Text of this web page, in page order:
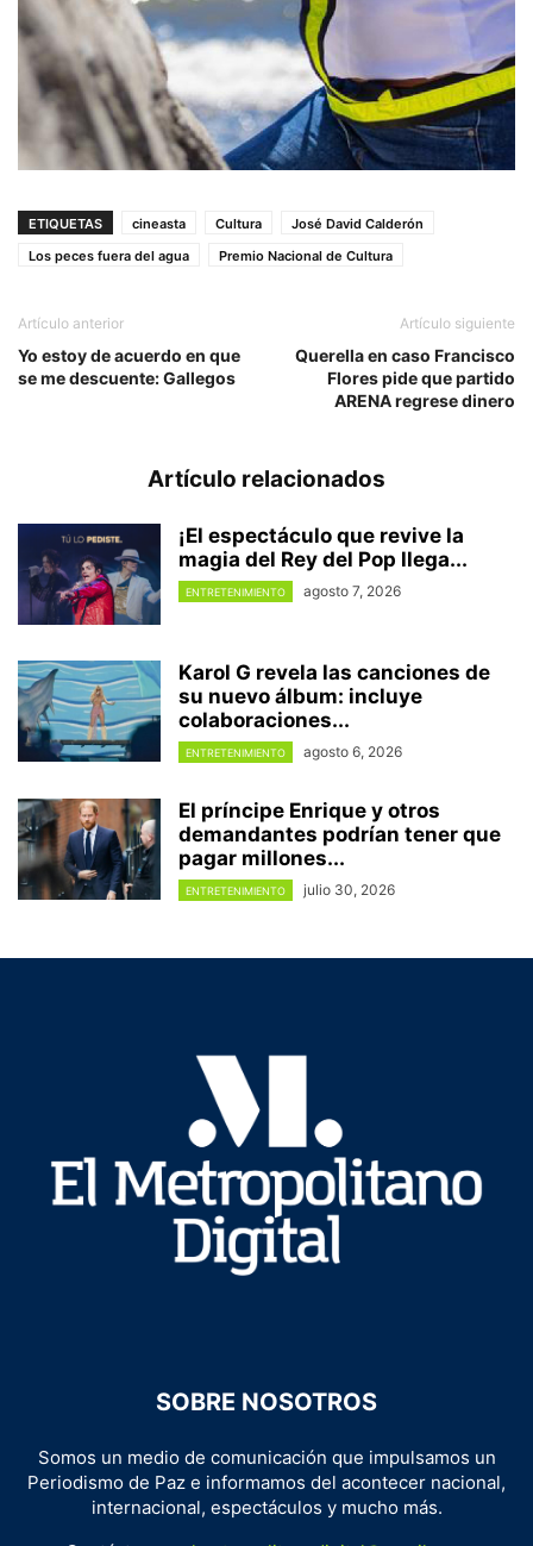
ETIQUETAS cineasta Cultura
José David Calderón
Los peces fuera del agua
Premio Nacional de Cultura
Artículo anterior
Yo estoy de acuerdo en que
se me descuente: Gallegos
Artículo siguiente
Querella en caso Francisco
Flores pide que partido
ARENA regrese dinero
Artículo relacionados
¡El espectáculo que revive la
magia del Rey del Pop llega...
ENTRETENIMIENTO agosto 7, 2026
Karol G revela las canciones de
su nuevo álbum: incluye
colaboraciones...
ENTRETENIMIENTO agosto 6, 2026
El príncipe Enrique y otros
demandantes podrían tener que
pagar millones...
ENTRETENIMIENTO julio 30, 2026
SOBRE NOSOTROS
Somos un medio de comunicación que impulsamos un
Periodismo de Paz e informamos del acontecer nacional,
internacional, espectáculos y mucho más.